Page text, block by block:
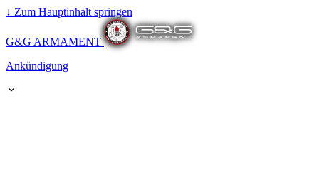
↓ Zum Hauptinhalt springen
G&G ARMAMENT
Ankündigung